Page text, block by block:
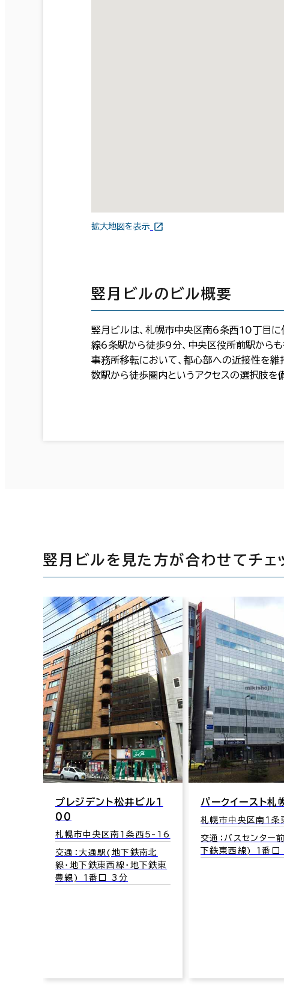
拡大地図を表示
竪月ビルのビル概要
竪月ビルは、札幌市中央区南6条西10丁目
線6条駅から徒歩9分、中央区役所前駅からも
事務所移転において、都心部への近接性を維
数駅から徒歩圏内というアクセスの選択肢を
竪月ビルを見た方が合わせてチェ
パークイースト札幌
札幌市中央区南１条東1-3
交通：バスセンター前駅(地
下鉄東西線) 1番口 1分
新永ビル
札幌市中央区南１
322
交通：中央区役所
山鼻線) 4分